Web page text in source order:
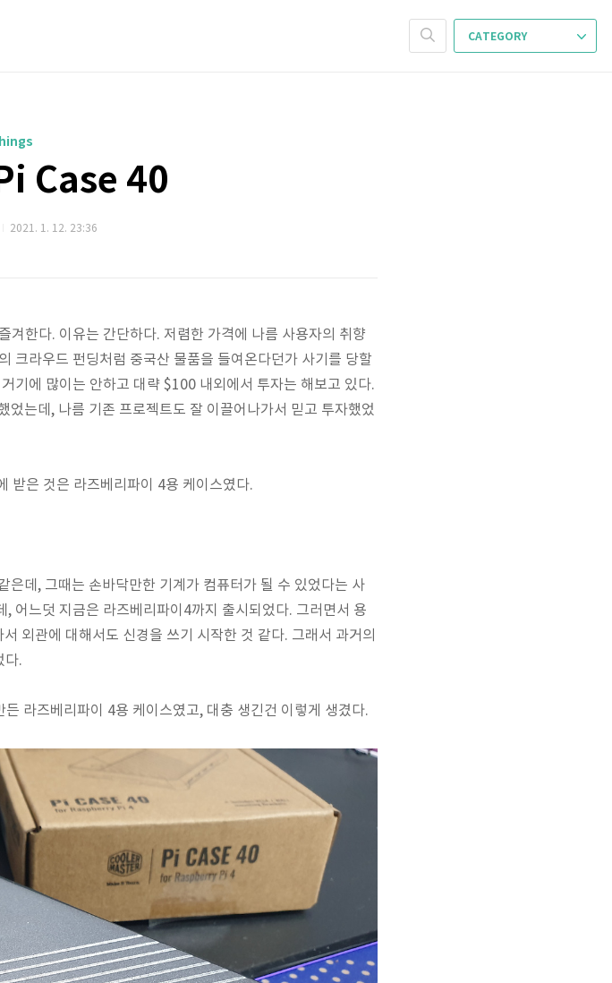
CATEGORY
Case 40
2021. 1. 12. 23:36
겨한다. 이유는 간단하다. 저렴한 가격에 나름 사용자의 취향
크라우드 펀딩처럼 중국산 물품을 들여온다던가 사기를 당할
기에 많이는 안하고 대략 $100 내외에서 투자는 해보고 있다.
는데, 나름 기존 프로젝트도 잘 이끌어나가서 믿고 투자했었
받은 것은 라즈베리파이 4용 케이스였다.
데, 그때는 손바닥만한 기계가 컴퓨터가 될 수 있었다는 사
어느덧 지금은 라즈베리파이4까지 출시되었다. 그러면서 용
외관에 대해서도 신경을 쓰기 시작한 것 같다. 그래서 과거의
다.
라즈베리파이 4용 케이스였고, 대충 생긴건 이렇게 생겼다.